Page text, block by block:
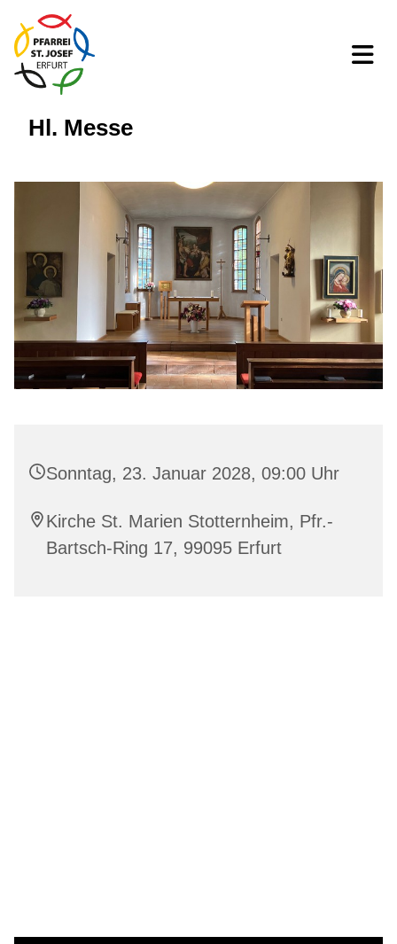
Hl. Messe
Sonntag, 23. Januar 2028, 09:00 Uhr
Kirche St. Marien Stotternheim, Pfr.-
Bartsch-Ring 17, 99095 Erfurt